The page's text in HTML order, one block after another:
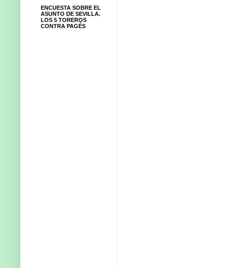
ENCUESTA SOBRE EL
ASUNTO DE SEVILLA.
LOS 5 TOREROS
CONTRA PAGÉS